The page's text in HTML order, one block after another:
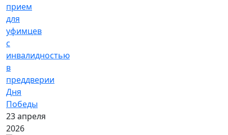
прием
для
уфимцев
с
инвалидностью
в
преддверии
Дня
Победы
23 апреля
2026